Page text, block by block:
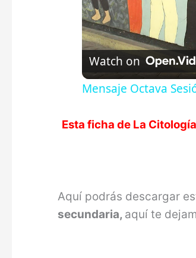
Watch on
Mensaje Octava
Esta ficha de La Citología
Aquí podrás descargar
secundaria, aquí te